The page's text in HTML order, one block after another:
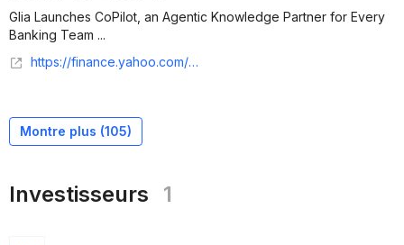
Glia Launches CoPilot, an Agentic Knowledge Partner for Every
Banking Team ...
https://finance.yahoo.com/sectors/technology/articles/glia-launches-copilot-agentic-knowledge-120000942.html
Montre plus (105)
Investisseurs 1